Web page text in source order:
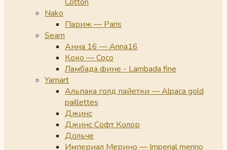
Nako
Париж — Paris
Seam
Анна 16 — Anna16
Коко — Coco
Ламбада фине - Lambada fine
Yarnart
Альпака голд пайетки — Alpaca gold
paillettes
Джинс
Джинс Софт Колор
Дольче
Империал Мерино — Imperial merino